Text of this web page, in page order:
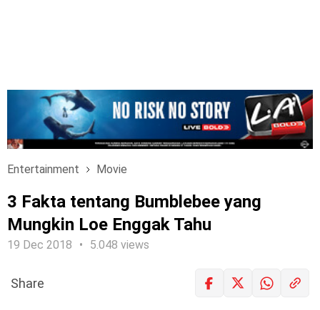
Entertainment Movie
3 Fakta tentang Bumblebee yang
Mungkin Loe Enggak Tahu
19 Dec 2018 5.048 views
Share